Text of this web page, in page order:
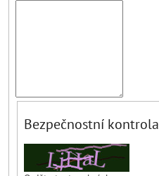
Bezpečnostní kontrola